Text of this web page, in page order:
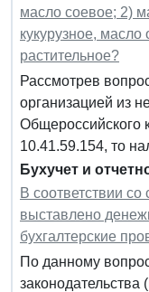
масло соевое; 2)
кукурузное,
растительное?
Рассмотрев
организацией из
Общероссийского
10.41.59.154, то
Бухучет и
В соответствии
выставлено
бухгалтерские
По данному